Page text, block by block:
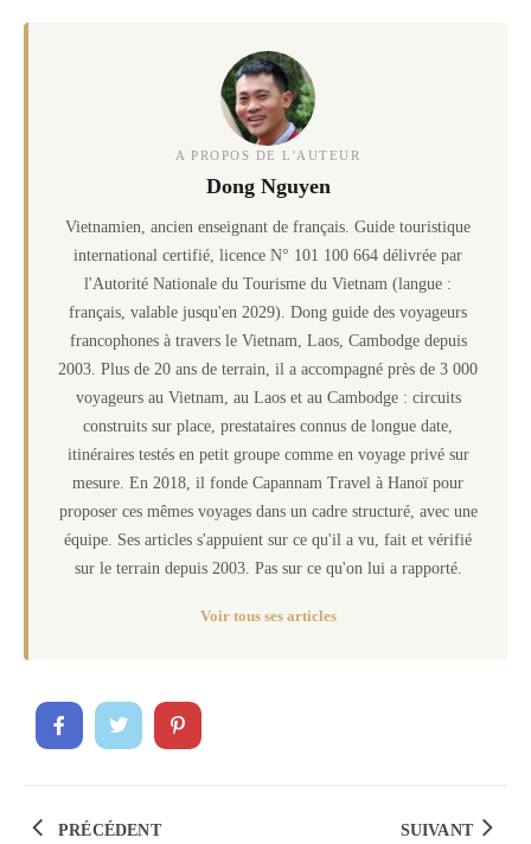
A PROPOS DE L'AUTEUR
Dong Nguyen
Vietnamien, ancien enseignant de français. Guide touristique
international certifié, licence N° 101 100 664 délivrée par
l'Autorité Nationale du Tourisme du Vietnam (langue :
français, valable jusqu'en 2029). Dong guide des voyageurs
francophones à travers le Vietnam, Laos, Cambodge depuis
2003. Plus de 20 ans de terrain, il a accompagné près de 3 000
voyageurs au Vietnam, au Laos et au Cambodge : circuits
construits sur place, prestataires connus de longue date,
itinéraires testés en petit groupe comme en voyage privé sur
mesure. En 2018, il fonde Capannam Travel à Hanoï pour
proposer ces mêmes voyages dans un cadre structuré, avec une
équipe. Ses articles s'appuient sur ce qu'il a vu, fait et vérifié
sur le terrain depuis 2003. Pas sur ce qu'on lui a rapporté.
Voir tous ses articles
PRÉCÉDENT SUIVANT